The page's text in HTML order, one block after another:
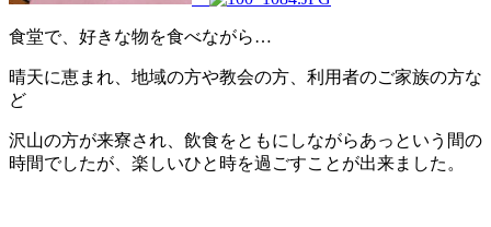
食堂で、好きな物を食べながら…
晴天に恵まれ、地域の方や教会の方、利用者のご家族の方な
ど
沢山の方が来寮され、飲食をともにしながらあっという間の
時間でしたが、楽しいひと時を過ごすことが出来ました。